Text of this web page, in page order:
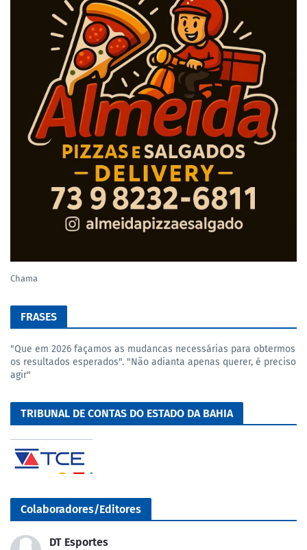
Chama
FRASES
"Que em 2026 façamos as mudancas necessárias para obtermos
os resultados esperados". "Não adianta apenas querer, é preciso
agir"
TRIBUNAL DE CONTAS DO ESTADO DA BAHIA
Colaboradores/Editores
DT Esportes